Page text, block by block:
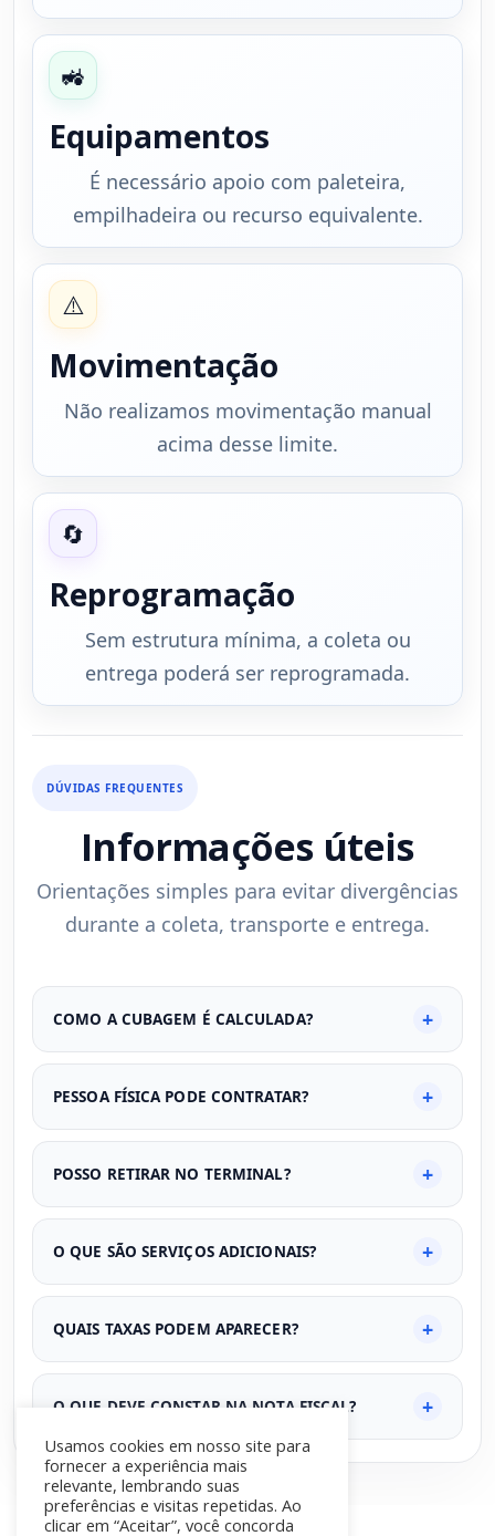
🚜
Equipamentos
É necessário apoio com paleteira,
empilhadeira ou recurso equivalente.
⚠️
Movimentação
Não realizamos movimentação manual
acima desse limite.
🔄
Reprogramação
Sem estrutura mínima, a coleta ou
entrega poderá ser reprogramada.
DÚVIDAS FREQUENTES
Informações úteis
Orientações simples para evitar divergências
durante a coleta, transporte e entrega.
COMO A CUBAGEM É CALCULADA?
PESSOA FÍSICA PODE CONTRATAR?
POSSO RETIRAR NO TERMINAL?
O QUE SÃO SERVIÇOS ADICIONAIS?
QUAIS TAXAS PODEM APARECER?
O QUE DEVE CONSTAR NA NOTA FISCAL?
Usamos cookies em nosso site para
fornecer a experiência mais
relevante, lembrando suas
preferências e visitas repetidas. Ao
clicar em “Aceitar”, você concorda